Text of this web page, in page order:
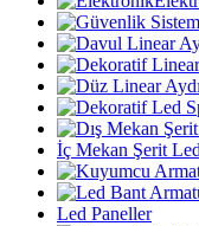
İç Mekan Şerit Led
Led Paneller